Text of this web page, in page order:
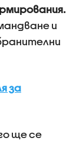
и
за
ще се